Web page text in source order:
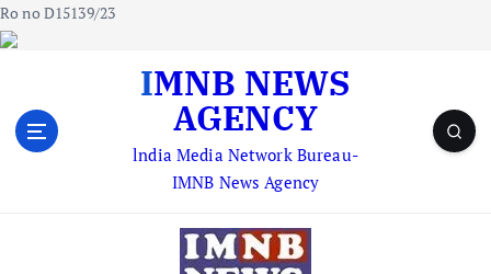
Ro no D15139/23
IMNB NEWS
AGENCY
lndia Media Network Bureau-
IMNB News Agency